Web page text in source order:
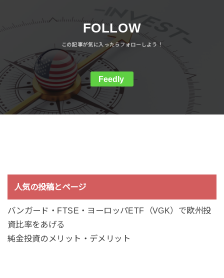
FOLLOW
Feedly
人気の投稿とページ
バンガード・FTSE・ヨーロッパETF（VGK）で欧州投
資比率をあげる
純金投資のメリット・デメリット